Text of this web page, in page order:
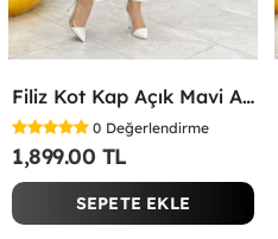
Filiz Kot Kap Açık Mavi Açık Mavi
0 Değerlendirme
1,899.00 TL
SEPETE EKLE